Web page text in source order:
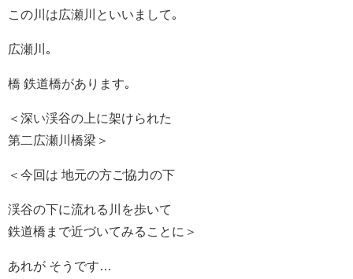
この川は広瀬川といいまして｡
広瀬川｡
橋 鉄道橋があります｡
＜深い渓谷の上に架けられた
第二広瀬川橋梁＞
＜今回は 地元の方ご協力の下
渓谷の下に流れる川を歩いて
鉄道橋まで近づいてみることに＞
あれが そうです…